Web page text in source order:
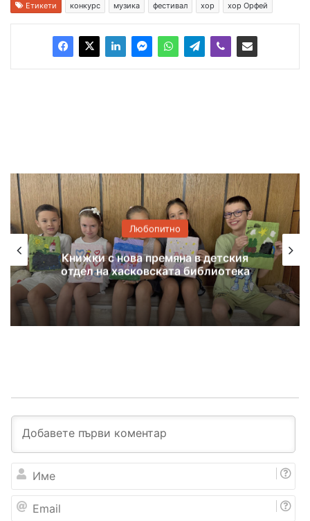
Етикети конкурс музика фестивал хор хор Орфей
Любопитно
с нова премяна в детския
на хасковската библиотека
Куп
е